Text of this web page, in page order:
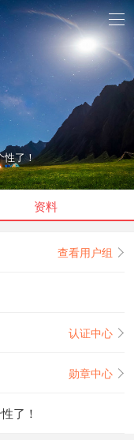
性了！
资料
查看用户组
认证中心
勋章中心
了！